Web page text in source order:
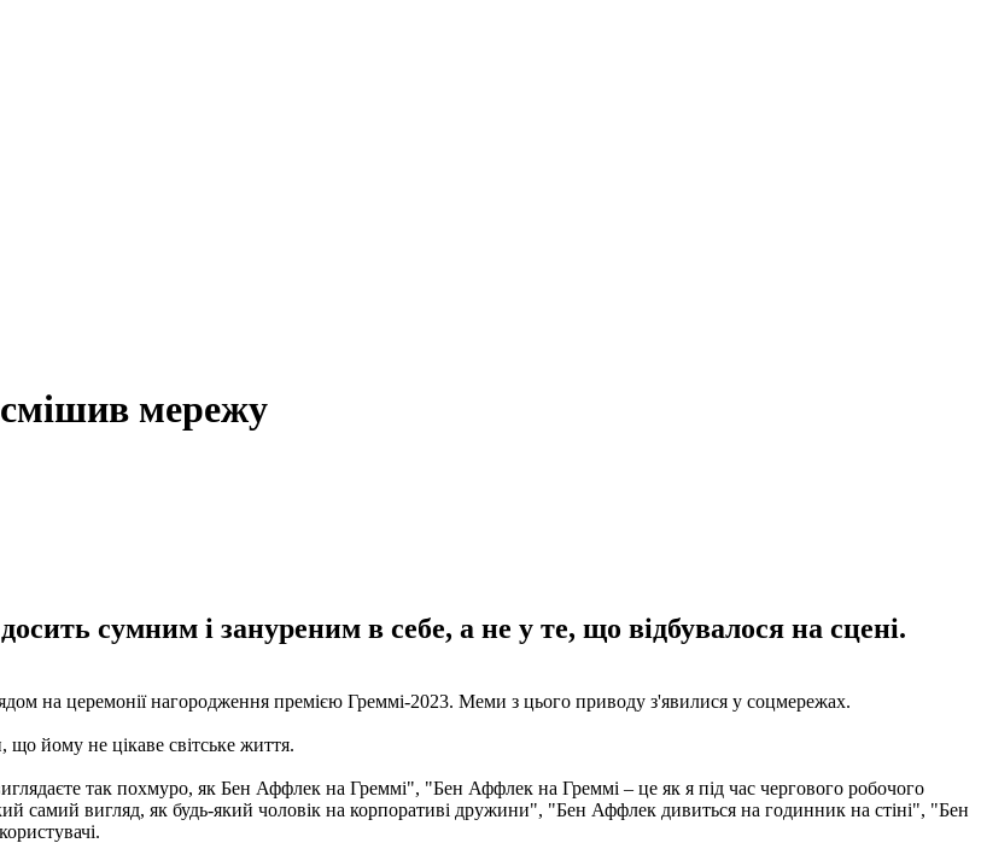
мережу
сумним і зануреним в себе, а не у те, що відбувалося на сцені.
на церемонії нагородження премією Греммі-2023. Меми з цього приводу з'явилися у соцмережах.
йому не цікаве світське життя.
так похмуро, як Бен Аффлек на Греммі", "Бен Аффлек на Греммі – це як я під час чергового робочого
вигляд, як будь-який чоловік на корпоративі дружини", "Бен Аффлек дивиться на годинник на стіні", "Бен